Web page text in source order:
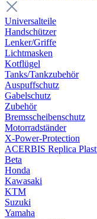
Universalteile
Handschützer
Lenker/Griffe
Lichtmasken
Kotflügel
Tanks/Tankzubehör
Auspuffschutz
Gabelschutz
Zubehör
Bremsscheibenschutz
Motorradständer
X-Power-Protection
ACERBIS Replica
Beta
Honda
Kawasaki
KTM
Suzuki
Yamaha